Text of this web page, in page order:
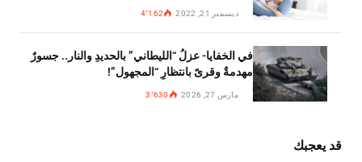
ديسمبر 21, 2022 4٬162
في الخفايا- عزلُ “الليطاني” بالحديدِ والنار.. جسورٌ
مهدمةٌ وقرىً بانتظارِ “المجهول”!
مارس 27, 2026 3٬630
قد يعجبك